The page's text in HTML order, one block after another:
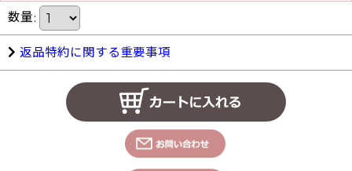
数量:
返品特約に関する重要事項